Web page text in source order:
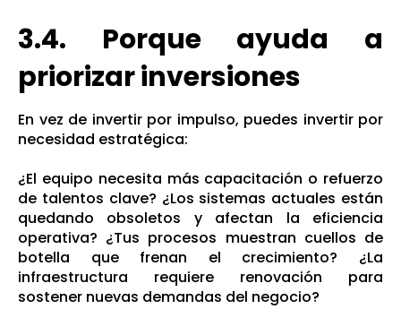
3.4. Porque ayuda a
priorizar inversiones
En vez de invertir por impulso, puedes invertir por
necesidad estratégica:
¿El equipo necesita más capacitación o refuerzo
de talentos clave? ¿Los sistemas actuales están
quedando obsoletos y afectan la eficiencia
operativa? ¿Tus procesos muestran cuellos de
botella que frenan el crecimiento? ¿La
infraestructura requiere renovación para
sostener nuevas demandas del negocio?